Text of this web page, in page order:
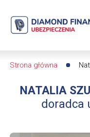
Natalia
Schonfeld
Diamond
nawigacyjna
Strona główna
NATALIA
doradca